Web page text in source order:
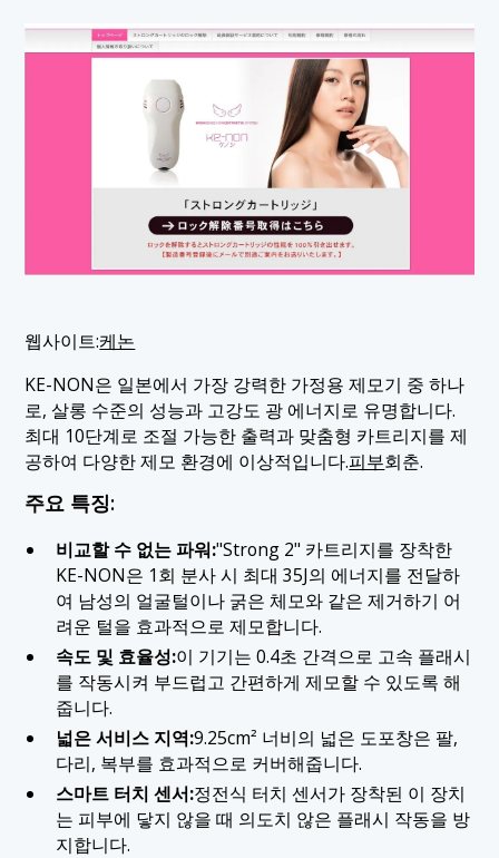
웹사이트:케논
KE-NON은 일본에서 가장 강력한 가정용 제모기 중 하나
로, 살롱 수준의 성능과 고강도 광 에너지로 유명합니다.
최대 10단계로 조절 가능한 출력과 맞춤형 카트리지를 제
공하여 다양한 제모 환경에 이상적입니다.피부회춘.
주요 특징:
비교할 수 없는 파워:"Strong 2" 카트리지를 장착한
KE-NON은 1회 분사 시 최대 35J의 에너지를 전달하
여 남성의 얼굴털이나 굵은 체모와 같은 제거하기 어
려운 털을 효과적으로 제모합니다.
속도 및 효율성:이 기기는 0.4초 간격으로 고속 플래시
를 작동시켜 부드럽고 간편하게 제모할 수 있도록 해
줍니다.
넓은 서비스 지역:9.25cm² 너비의 넓은 도포창은 팔,
다리, 복부를 효과적으로 커버해줍니다.
스마트 터치 센서:정전식 터치 센서가 장착된 이 장치
는 피부에 닿지 않을 때 의도치 않은 플래시 작동을 방
지합니다.